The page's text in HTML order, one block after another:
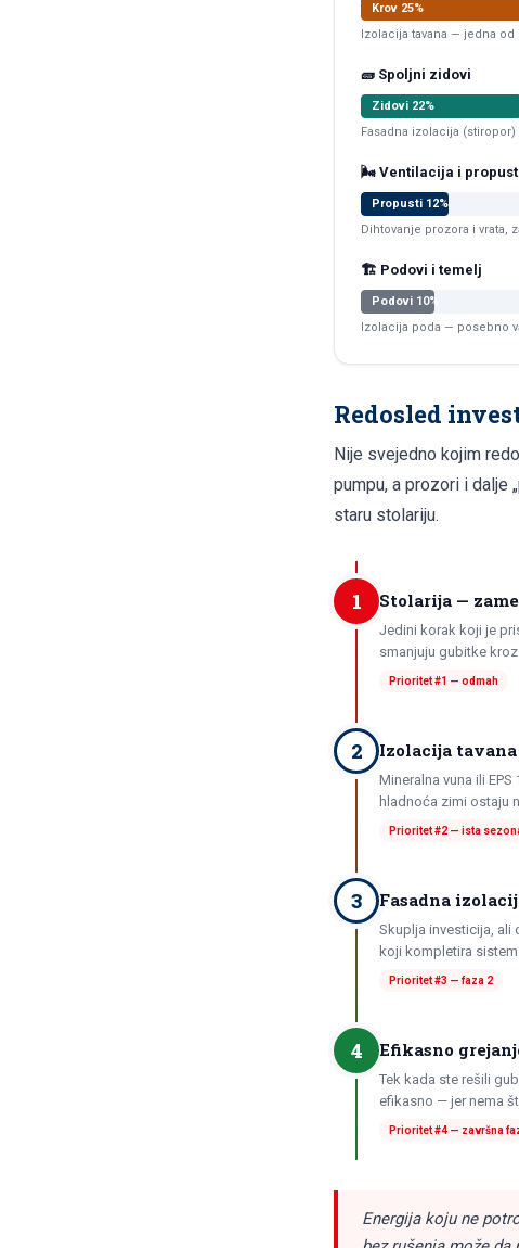
Krov 25%
Izolacija tavana — jedna
🧱 Spoljni zidovi
Zidovi 22%
Fasadna izolacija
🌬️ Ventilacija i
Propusti 12%
Dihtovanje prozora i vrata,
🏗️ Podovi i temelj
Podovi 10%
Izolacija poda — posebno
Redosled
Nije svejedno kojim
pumpu, a prozori i dalje
staru stolariju.
1 Stolarija —
Jedini korak koji je
smanjuju gubitke
Prioritet #1 — odmah
2 Izolacija
Mineralna vuna ili
hladnoća zimi ostaju
Prioritet #2 — ista
3 Fasadna
Skuplja investicija,
koji kompletira
Prioritet #3 — faza 2
4 Efikasno
Tek kada ste rešili
efikasno — jer nema
Prioritet #4 — završna
Energija koju ne